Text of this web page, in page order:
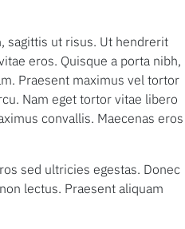
sagittis ut risus. Ut hendrerit
eros. Quisque a porta nibh,
Praesent maximus vel tortor
Nam eget tortor vitae libero
convallis. Maecenas eros
sed ultricies egestas. Donec
lectus. Praesent aliquam